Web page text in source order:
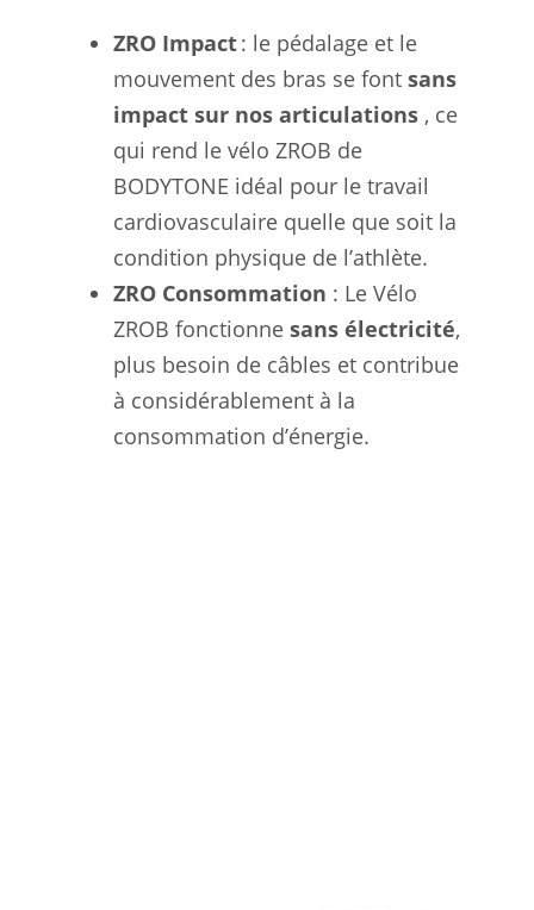
ZRO Impact: le pédalage et le
mouvement des bras se font sans
impact sur nos articulations , ce
qui rend le vélo ZROB de
BODYTONE idéal pour le travail
cardiovasculaire quelle que soit la
condition physique de l’athlète.
ZRO Consommation : Le Vélo
ZROB fonctionne sans électricité,
plus besoin de câbles et contribue
à considérablement à la
consommation d’énergie.